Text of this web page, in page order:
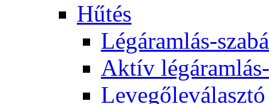
Hűtés
Légáramlás-
Aktív